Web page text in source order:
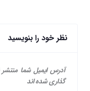
نظر خود را بنویسید
آدرس ایمیل شما
گذاری شده اند